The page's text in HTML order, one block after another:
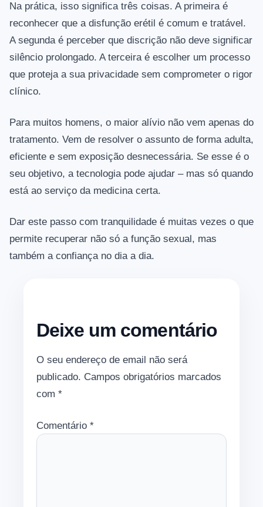
Na prática, isso significa três coisas. A primeira é
reconhecer que a disfunção erétil é comum e tratável.
A segunda é perceber que discrição não deve significar
silêncio prolongado. A terceira é escolher um processo
que proteja a sua privacidade sem comprometer o rigor
clínico.
Para muitos homens, o maior alívio não vem apenas do
tratamento. Vem de resolver o assunto de forma adulta,
eficiente e sem exposição desnecessária. Se esse é o
seu objetivo, a tecnologia pode ajudar – mas só quando
está ao serviço da medicina certa.
Dar este passo com tranquilidade é muitas vezes o que
permite recuperar não só a função sexual, mas
também a confiança no dia a dia.
Deixe um comentário
O seu endereço de email não será
publicado. Campos obrigatórios marcados
com *
Comentário *